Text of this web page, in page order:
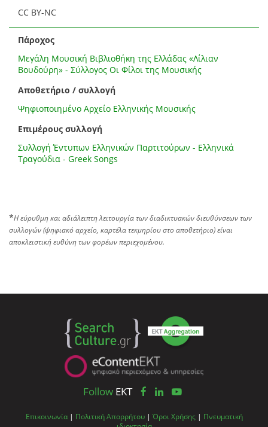
CC BY-NC
Πάροχος
Μεγάλη Μουσική Βιβλιοθήκη της Ελλάδας «Λίλιαν
Βουδούρη» - Σύλλογος Οι Φίλοι της Μουσικής
Αποθετήριο / συλλογή
Ψηφιοποιημένο Αρχείο Ελληνικής Μουσικής
Επιμέρους συλλογή
Συλλογή Έντυπων Ελληνικών Παρτιτούρων - Ελληνικά
Τραγούδια - Greek Songs
*Η εύρυθμη και αδιάλειπτη λειτουργία των διαδικτυακών διευθύνσεων των
συλλογών (ψηφιακό αρχείο, καρτέλα τεκμηρίου στο αποθετήριο) είναι
αποκλειστική ευθύνη των φορέων περιεχομένου.
Follow EKT
Επικοινωνία | Πολιτική Απορρήτου | Όροι Χρήσης | Πνευματική